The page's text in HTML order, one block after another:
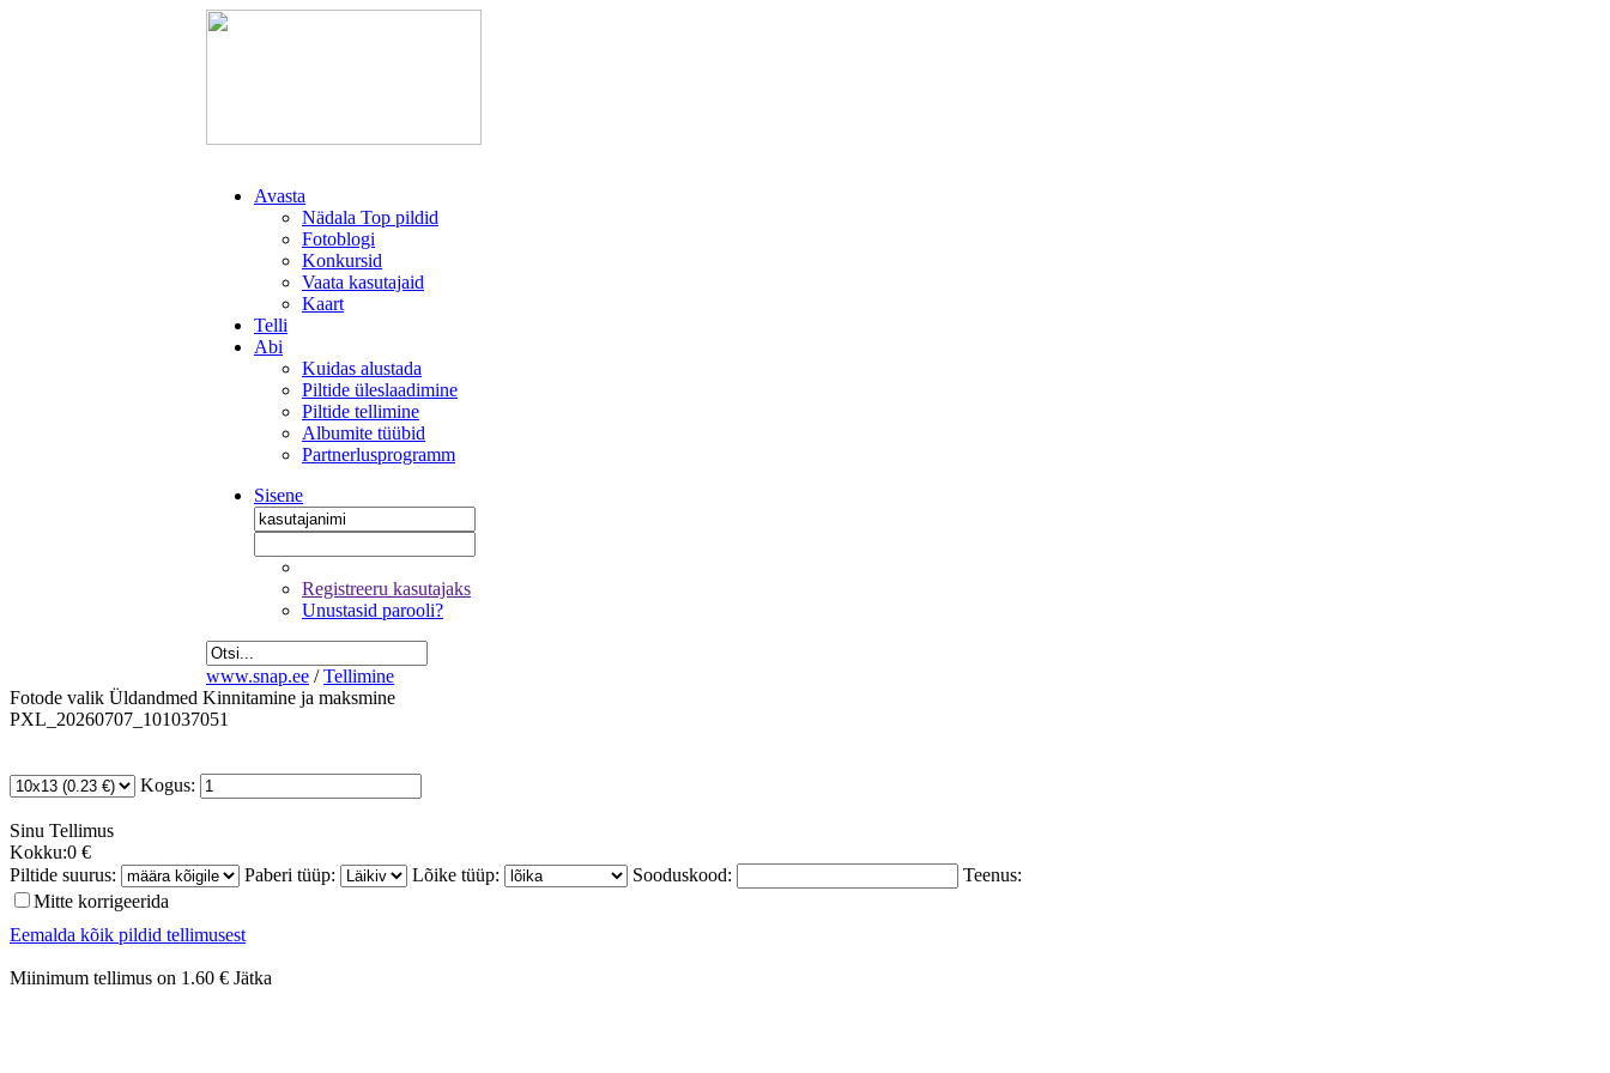
Avasta
Nädala Top pildid
Fotoblogi
Konkursid
Vaata kasutajaid
Kaart
Telli
Abi
Kuidas alustada
Piltide üleslaadimine
Piltide tellimine
Albumite tüübid
Partnerlusprogramm
Sisene
Registreeru kasutajaks
Unustasid parooli?
www.snap.ee / Tellimine
Fotode valik Üldandmed Kinnitamine ja maksmine
PXL_20260707_101037051
Kogus:
Sinu Tellimus
Kokku:0 €
Piltide suurus:
Paberi tüüp: Lõike tüüp: Sooduskood:
Teenus:
Mitte korrigeerida
Eemalda kõik pildid tellimusest
Miinimum tellimus on 1.60 € Jätka